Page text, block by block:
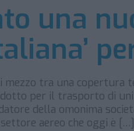
una
mezzo tra una
per il trasporto di
della omonima
aereo che oggi è […]